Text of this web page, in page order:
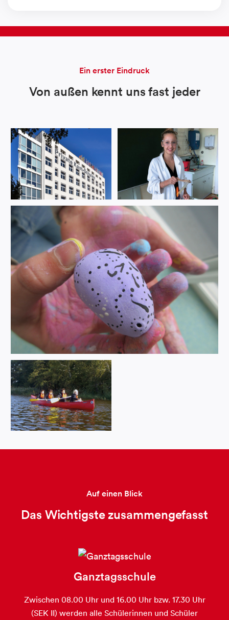
Ein erster Eindruck
Von außen kennt uns fast jeder
Auf einen Blick
Das Wichtigste zusammengefasst
Ganztagsschule
Zwischen 08.00 Uhr und 16.00 Uhr bzw. 17.30 Uhr
(SEK II) werden alle Schülerinnen und Schüler